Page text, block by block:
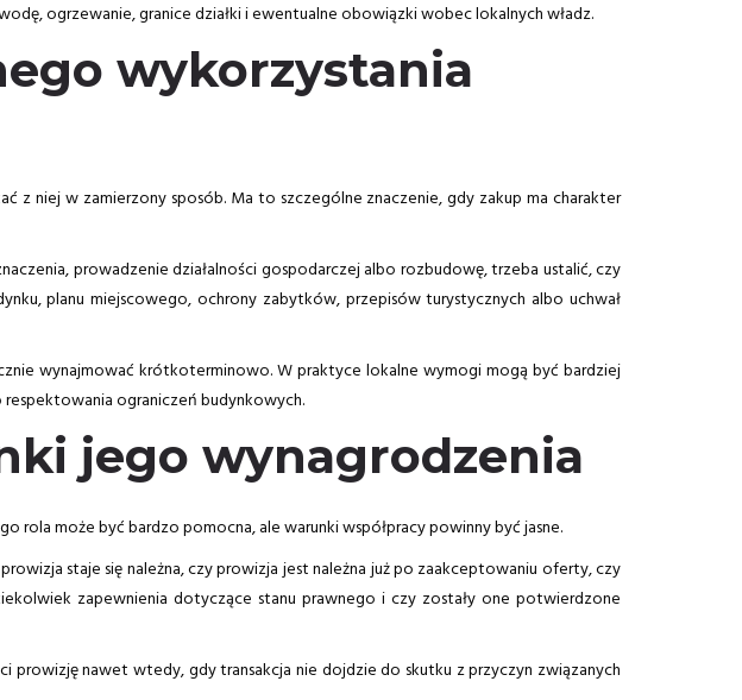
ogrzewanie, granice działki i ewentualne obowiązki wobec lokalnych władz.
wykorzystania
niej w zamierzony sposób. Ma to szczególne znaczenie, gdy zakup ma charakter
prowadzenie działalności gospodarczej albo rozbudowę, trzeba ustalić, czy
planu miejscowego, ochrony zabytków, przepisów turystycznych albo uchwał
wynajmować krótkoterminowo. W praktyce lokalne wymogi mogą być bardziej
respektowania ograniczeń budynkowych.
jego wynagrodzenia
rola może być bardzo pomocna, ale warunki współpracy powinny być jasne.
staje się należna, czy prowizja jest należna już po zaakceptowaniu oferty, czy
zapewnienia dotyczące stanu prawnego i czy zostały one potwierdzone
prowizję nawet wtedy, gdy transakcja nie dojdzie do skutku z przyczyn związanych